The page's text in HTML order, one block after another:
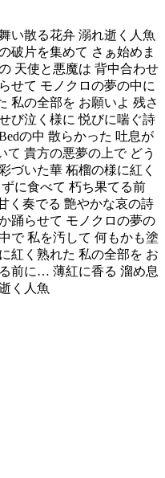
い散る花弁 溺れ逝く人魚
破片を集めて さぁ始めま
天使と悪魔は 背中合わせ
せて モノクロの夢の中に
私の全部を お願いよ 残さ
び泣く様に 悦びに喘ぐ詩
の中 散らかった 吐息が
て 貴方の悪夢の上で どう
づいた華 柘榴の様に紅く
に食べて 朽ち果てる前
く奏でる 艶やかな哀の詩
踊らせて モノクロの夢の
で 私を汚して 何もかも塗
紅く熟れた 私の全部を お
前に… 薄紅に香る 溜め息
く人魚